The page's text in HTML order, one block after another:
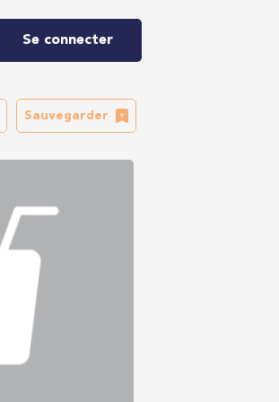
Se connecter
Sauvegarder